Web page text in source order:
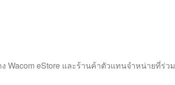
Wacom eStore และร้านค้าตัวแทนจำหน่ายที่ร่วม